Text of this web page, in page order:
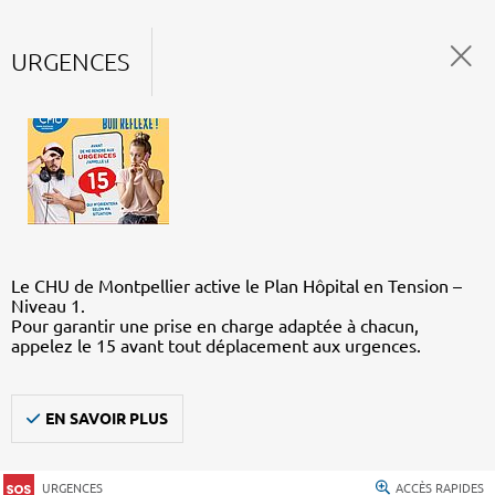
URGENCES
Le CHU de Montpellier active le Plan Hôpital en Tension –
Niveau 1.
Pour garantir une prise en charge adaptée à chacun,
appelez le 15 avant tout déplacement aux urgences.
EN SAVOIR PLUS
URGENCES ACCÈS RAPIDES